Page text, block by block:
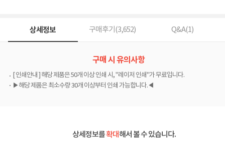
상세정보 구매후기(3,652) Q&A(1)
구매 시 유의사항
[ 인쇄안내 ] 해당 제품은 50개 이상 인쇄 시, "레이저 인쇄"가 무료입니다.
▶해당 제품은 최소수량 30개 이상부터 인쇄 가능합니다.◀
상세정보를확대해서 볼 수 있습니다.